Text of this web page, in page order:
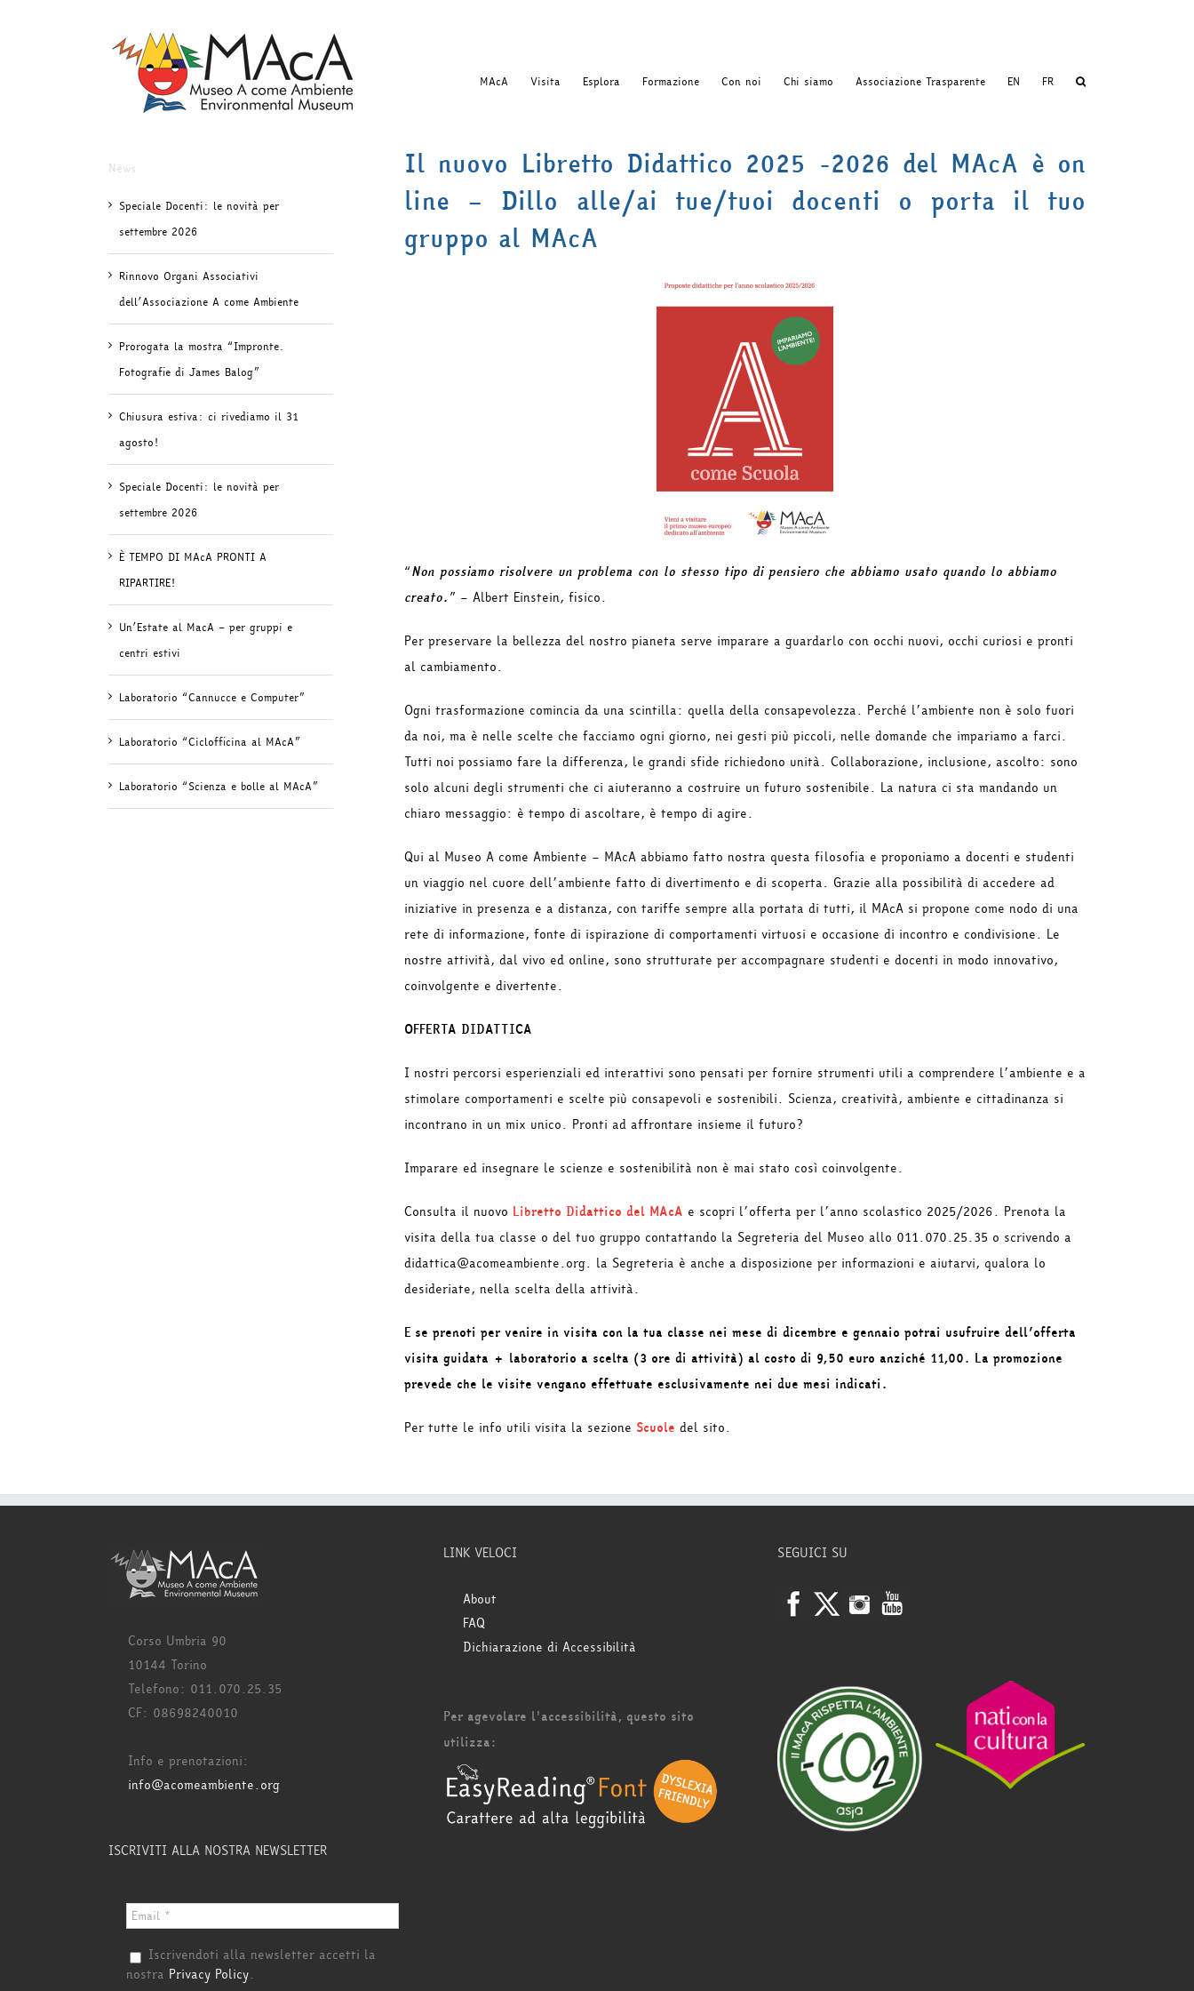
MAcA Visita Esplora Formazione Con noi Chi siamo Associazione Trasparente EN FR
Il nuovo Libretto Didattico 2025 -2026 del MAcA è on
line – Dillo alle/ai tue/tuoi docenti o porta il tuo
gruppo al MAcA
“Non possiamo risolvere un problema con lo stesso tipo di pensiero che abbiamo usato quando lo abbiamo
creato.” – Albert Einstein, fisico.
Per preservare la bellezza del nostro pianeta serve imparare a guardarlo con occhi nuovi, occhi curiosi e pronti
al cambiamento.
Ogni trasformazione comincia da una scintilla: quella della consapevolezza. Perché l’ambiente non è solo fuori
da noi, ma è nelle scelte che facciamo ogni giorno, nei gesti più piccoli, nelle domande che impariamo a farci.
Tutti noi possiamo fare la differenza, le grandi sfide richiedono unità. Collaborazione, inclusione, ascolto: sono
solo alcuni degli strumenti che ci aiuteranno a costruire un futuro sostenibile. La natura ci sta mandando un
chiaro messaggio: è tempo di ascoltare, è tempo di agire.
Qui al Museo A come Ambiente – MAcA abbiamo fatto nostra questa filosofia e proponiamo a docenti e studenti
un viaggio nel cuore dell’ambiente fatto di divertimento e di scoperta. Grazie alla possibilità di accedere ad
iniziative in presenza e a distanza, con tariffe sempre alla portata di tutti, il MAcA si propone come nodo di una
rete di informazione, fonte di ispirazione di comportamenti virtuosi e occasione di incontro e condivisione. Le
nostre attività, dal vivo ed online, sono strutturate per accompagnare studenti e docenti in modo innovativo,
coinvolgente e divertente.
OFFERTA DIDATTICA
I nostri percorsi esperienziali ed interattivi sono pensati per fornire strumenti utili a comprendere l’ambiente e a
stimolare comportamenti e scelte più consapevoli e sostenibili. Scienza, creatività, ambiente e cittadinanza si
incontrano in un mix unico. Pronti ad affrontare insieme il futuro?
Imparare ed insegnare le scienze e sostenibilità non è mai stato così coinvolgente.
Consulta il nuovo Libretto Didattico del MAcA e scopri l’offerta per l’anno scolastico 2025/2026. Prenota la
visita della tua classe o del tuo gruppo contattando la Segreteria del Museo allo 011.070.25.35 o scrivendo a
didattica@acomeambiente.org. la Segreteria è anche a disposizione per informazioni e aiutarvi, qualora lo
desideriate, nella scelta della attività.
E se prenoti per venire in visita con la tua classe nei mese di dicembre e gennaio potrai usufruire dell’offerta
visita guidata + laboratorio a scelta (3 ore di attività) al costo di 9,50 euro anziché 11,00. La promozione
prevede che le visite vengano effettuate esclusivamente nei due mesi indicati.
Per tutte le info utili visita la sezione Scuole del sito.
News
Speciale Docenti: le novità per
settembre 2026
Rinnovo Organi Associativi
dell’Associazione A come Ambiente
Prorogata la mostra “Impronte.
Fotografie di James Balog”
Chiusura estiva: ci rivediamo il 31
agosto!
Speciale Docenti: le novità per
settembre 2026
È TEMPO DI MAcA PRONTI A
RIPARTIRE!
Un’Estate al MacA – per gruppi e
centri estivi
Laboratorio “Cannucce e Computer”
Laboratorio “Ciclofficina al MAcA”
Laboratorio “Scienza e bolle al MAcA”
Corso Umbria 90
10144 Torino
Telefono: 011.070.25.35
CF: 08698240010
Info e prenotazioni:
info@acomeambiente.org
ISCRIVITI ALLA NOSTRA NEWSLETTER
Iscrivendoti alla newsletter accetti la
nostra Privacy Policy.
LINK VELOCI
About
FAQ
Dichiarazione di Accessibilità
Per agevolare l'accessibilità, questo sito
utilizza:
SEGUICI SU